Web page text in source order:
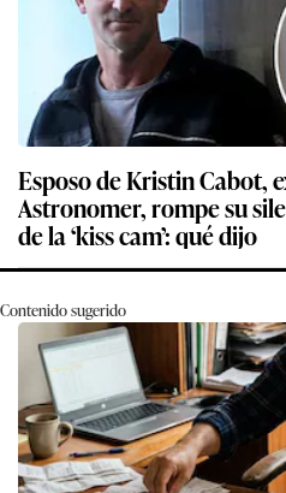
Esposo de Kristin Cabot,
Astronomer, rompe su
de la ‘kiss cam’: qué dijo
Contenido sugerido